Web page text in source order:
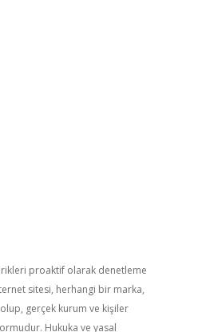
proaktif olarak denetleme
sitesi, herhangi bir marka,
gerçek kurum ve kişiler
Hukuka ve yasal